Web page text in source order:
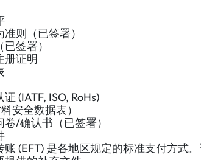
则（已签署）
签署）
册证明
(IATF, ISO, RoHs)
安全数据表）
/确认书（已签署）
账 (EFT) 是各地区规定的标准支付方式